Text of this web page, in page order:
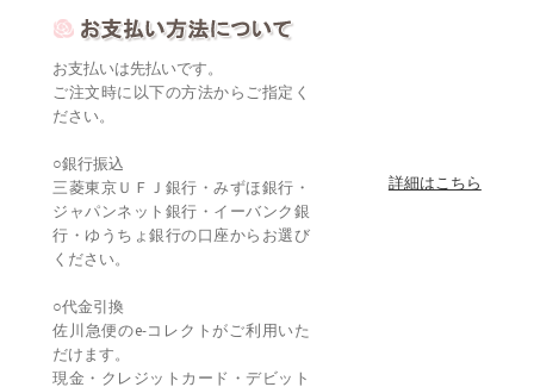
お支払いは先払いです。
ご注文時に以下の方法からご指定く
ださい。
○銀行振込
三菱東京ＵＦＪ銀行・みずほ銀行・
ジャパンネット銀行・イーバンク銀
行・ゆうちょ銀行の口座からお選び
ください。
○代金引換
佐川急便のe-コレクトがご利用いた
だけます。
現金・クレジットカード・デビット
詳細はこちら